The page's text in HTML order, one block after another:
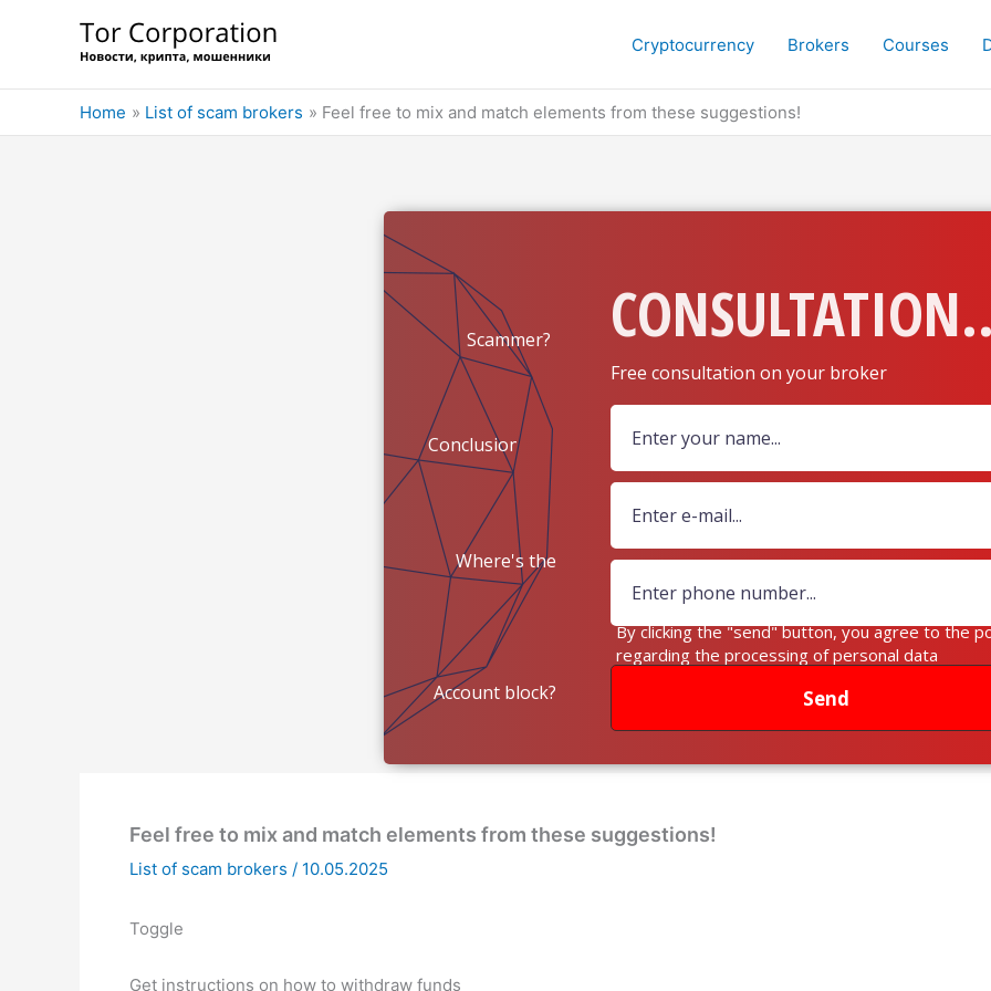
Cryptocurrency Brokers Courses
Home List of scam brokers Feel free to mix and match elements from these suggestions!
Free consultation on your broker
Scammer?
Conclusion?
Where's the
money?
Account block? Send
By clicking the "send" button, you agree to the
regarding the processing of personal data
Feel free to mix and match elements from these suggestions!
List of scam brokers / 10.05.2025
Toggle
Get instructions on how to withdraw funds